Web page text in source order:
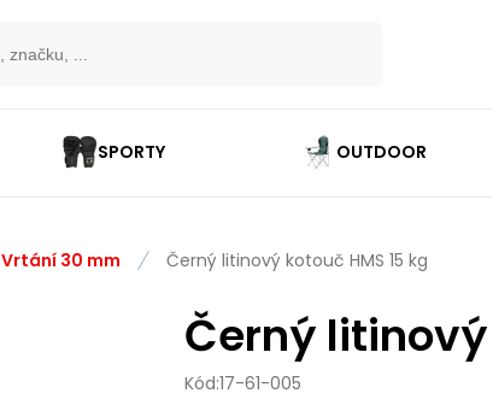
SPORTY OUTDOOR
Vrtání 30 mm Černý litinový kotouč HMS 15 kg
Černý litinový
Kód:17-61-005